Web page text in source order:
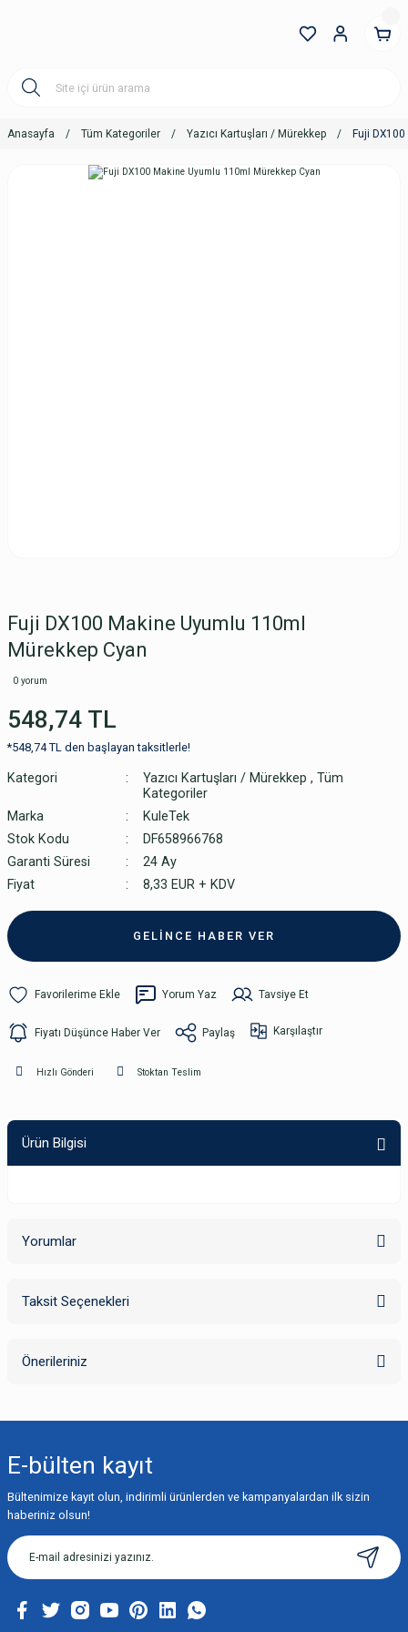
Anasayfa Tüm Kategoriler Yazıcı Kartuşları / Mürekkep Fuji
Fuji DX100 Makine Uyumlu 110ml
Mürekkep Cyan
0 yorum
548,74 TL
*548,74 TL den başlayan taksitlerle!
Kategori Yazıcı Kartuşları / Mürekkep , Tüm
Kategoriler
Marka
KuleTek
Stok Kodu
DF658966768
Garanti Süresi
24 Ay
Fiyat
8,33 EUR + KDV
GELİNCE HABER VER
Yorum Yaz Tavsiye Et
Fiyatı Düşünce Haber Ver Paylaş Karşılaştır
Hızlı Gönderi Stoktan Teslim
Ürün Bilgisi
Yorumlar
Taksit Seçenekleri
Önerileriniz
Görüş ve önerileriniz için teşekkür ederiz.
Ürün resmi kalitesiz, bozuk veya görüntülenemiyor.
Ürün açıklamasında eksik bilgiler bulunuyor.
Ürün bilgilerinde hatalar bulunuyor.
Bu ürüne benzer farklı alternatifler olmalı.
E-bülten kayıt
Bültenimize kayıt olun, indirimli ürünlerden ve kampanyalardan ilk sizin
haberiniz olsun!